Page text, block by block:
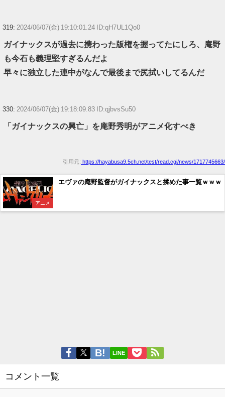
319: 2024/06/07(金) 19:10:01.24 ID:qH7UL1Qo0
ガイナックスが過去に携わった版権を握ってたにしろ、庵野
も今石も義理堅すぎるんだよ
早々に独立した連中がなんで最後まで尻拭いしてるんだ
330: 2024/06/07(金) 19:18:09.83 ID:qjbvsSu50
「ガイナックスの興亡」を庵野秀明がアニメ化すべき
引用元: https://hayabusa9.5ch.net/test/read.cgi/news/1717745663/
アニメ
エヴァの庵野監督がガイナックスと揉めた事一覧ｗｗｗ
LINE
コメント一覧